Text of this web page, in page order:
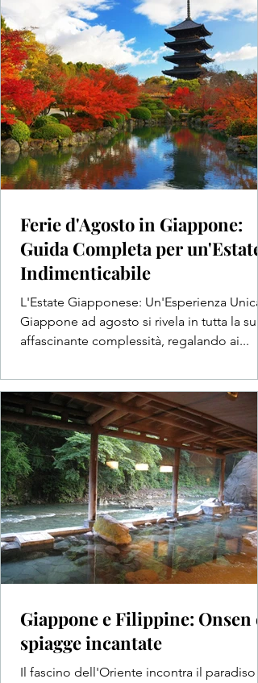
Ferie d'Agosto in Giappone:
Guida Completa per un'Estate
Indimenticabile
L'Estate Giapponese: Un'Esperienza Unica
Giappone ad agosto si rivela in tutta la sua
affascinante complessità, regalando ai...
Giappone e Filippine: Onsen e
spiagge incantate
Il fascino dell'Oriente incontra il paradiso